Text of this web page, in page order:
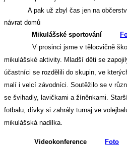
A pak už zbyl čas jen na
návrat domů
Mikulášské sportování
V prosinci jsme v tělocvičně
mikulášské aktivity. Mladší děti se
účastníci se rozdělili do skupin, ve
malí i velcí závodníci. Soutěžilo se v
se švihadly, lavičkami a žíněnkami.
fotbalu, dívky si zahrály turnaj ve
mikulášská nadílka.
Videokonference Foto